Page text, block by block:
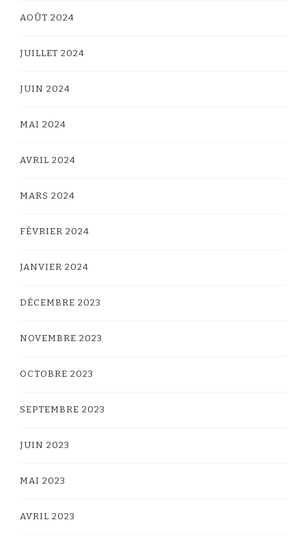
AOÛT 2024
JUILLET 2024
JUIN 2024
MAI 2024
AVRIL 2024
MARS 2024
FÉVRIER 2024
JANVIER 2024
DÉCEMBRE 2023
NOVEMBRE 2023
OCTOBRE 2023
SEPTEMBRE 2023
JUIN 2023
MAI 2023
AVRIL 2023